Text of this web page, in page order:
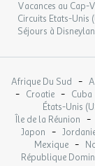
Nombre de
Surface (m²) : 32
Nombre de pièces :
Terrasse
Animaux Admis :
Parking
Plaque de cuisson :
Vaisselle et
Salon de jardin
MAR.
15
SEPT.
89
16
SEPT.
JEU.
17
SEPT.
89
VEN.
Vacances au Cap-
Circuits Etats-Unis
Séjours à
Afrique Du Sud -
- Croatie - Cuba
États-Unis
Île de la Réunion -
Japon -
Mexique -
République